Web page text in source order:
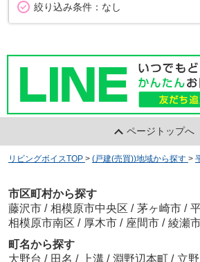
絞り込み条件： なし
ページトップへ
リビングボイスTOP > (戸建(売買))地域から探す >
市区町村から探す
藤沢市 / 相模原市中央区 / 茅ヶ崎市 /
相模原市南区 / 厚木市 / 座間市 / 綾瀬
町名から探す
大野台 / 田名 / 上溝 / 淵野辺本町 / 立